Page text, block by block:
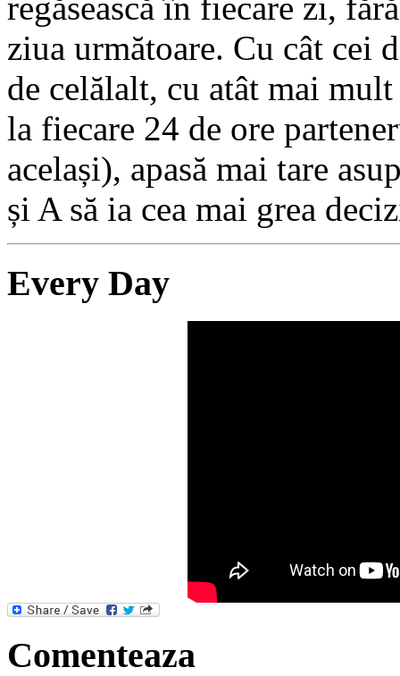
regăsească în fiecare zi,
ziua următoare. Cu cât cei
de celălalt, cu atât mai
la fiecare 24 de ore
același), apasă mai tare
și A să ia cea mai grea
Every Day
Comenteaza